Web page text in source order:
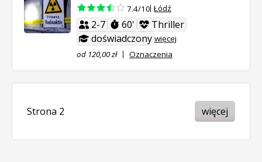
7.4/10 Łódź
2-7 60'
Thriller
doświadczony więcej
od 120,00 zł
Oznaczenia
Strona 2 więcej